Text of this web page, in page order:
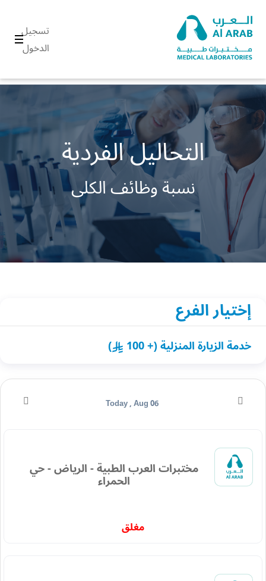
تسجيل
الدخول
التحاليل الفردية
نسبة وظائف الكلى
إختيار الفرع
خدمة الزيارة المنزلية (+ 100 )
مختبرات العرب الطبية - الرياض - حي
الحمراء
مغلق